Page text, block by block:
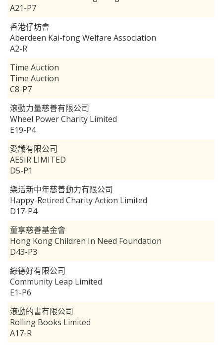
A21-P7
香港仔坊會
Aberdeen Kai-fong Welfare Association
A2-R
Time Auction
Time Auction
C8-P7
滾動力量慈善有限公司
Wheel Power Charity Limited
E19-P4
愛識有限公司
AESIR LIMITED
D5-P1
樂活新中年慈善動力有限公司
Happy-Retired Charity Action Limited
D17-P4
童享慈善基金會
Hong Kong Children In Need Foundation
D43-P3
綠德好有限公司
Community Leap Limited
E1-P6
滾動的書有限公司
Rolling Books Limited
A17-R